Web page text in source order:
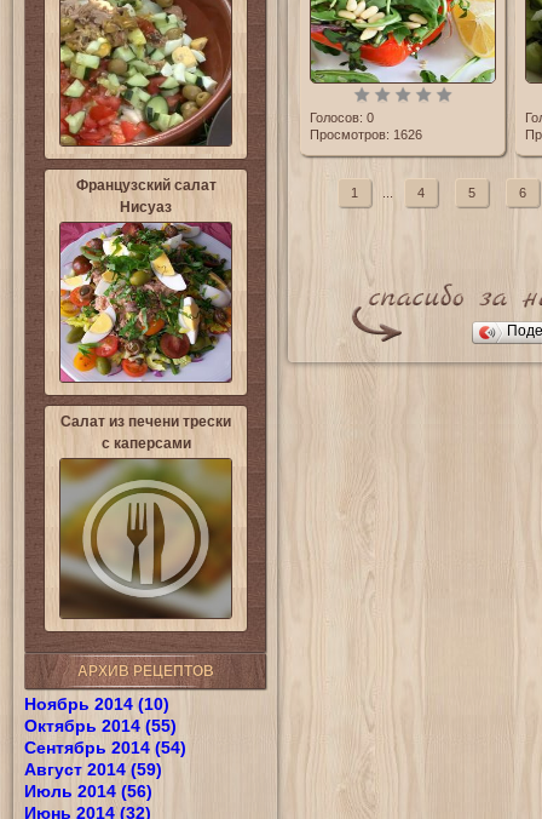
Французский салат
Нисуаз
Салат из печени трески
с каперсами
АРХИВ РЕЦЕПТОВ
Ноябрь 2014 (10)
Октябрь 2014 (55)
Сентябрь 2014 (54)
Август 2014 (59)
Июль 2014 (56)
Июнь 2014 (32)
Голосов: 0
Просмотров: 1626
1 4 5 6